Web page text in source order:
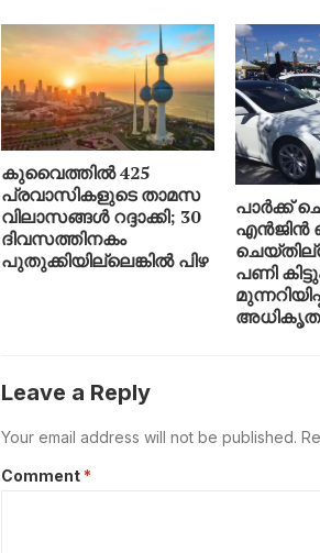
കുവൈത്തിൽ 425
പ്രവാസികളുടെ താമസ
വിലാസങ്ങൾ റദ്ദാക്കി; 30
ദിവസത്തിനകം
പുതുക്കിയില്ലെങ്കിൽ പിഴ
പാർക്ക്
എൻജിൻ
പണി
Leave a Reply
Your email address will not be published.
Comment *